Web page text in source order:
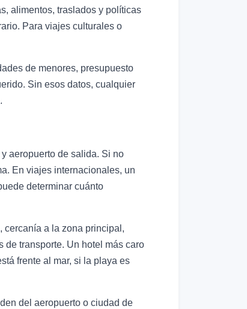
alimentos, traslados y políticas
Para viajes culturales o
de menores, presupuesto
Sin esos datos, cualquier
aeropuerto de salida. Si no
En viajes internacionales, un
determinar cuánto
cercanía a la zona principal,
de transporte. Un hotel más caro
frente al mar, si la playa es
del aeropuerto o ciudad de